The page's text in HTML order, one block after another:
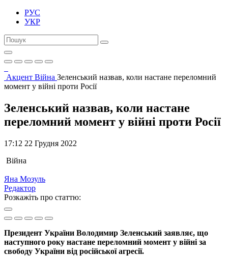
РУС
УКР
Акцент Війна Зеленський назвав, коли настане переломний
момент у війні проти Росії
Зеленський назвав, коли настане
переломний момент у війні проти Росії
17:12 22 Грудня 2022
Війна
Яна Мозуль
Редактор
Розкажіть про статтю:
Президент України Володимир Зеленський заявляє, що
наступного року настане переломний момент у війні за
свободу України від російської агресії.